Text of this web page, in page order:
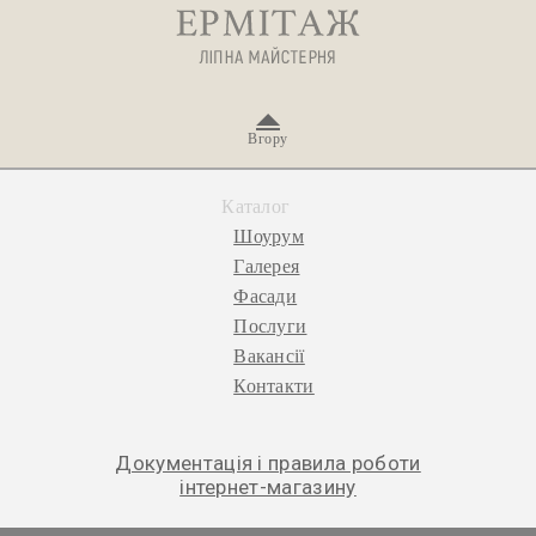
Вгору
Каталог
Шоурум
Галерея
Фасади
Послуги
Вакансії
Контакти
Документація і правила роботи
інтернет-магазину